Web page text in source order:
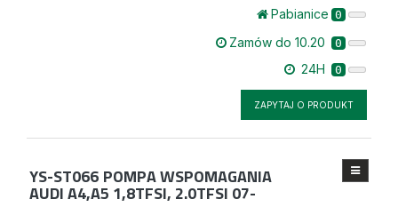
Pabianice 0
Zamów do 10.20 0
24H 0
ZAPYTAJ O PRODUKT
YS-ST066 POMPA WSPOMAGANIA
AUDI A4,A5 1,8TFSI, 2.0TFSI 07-